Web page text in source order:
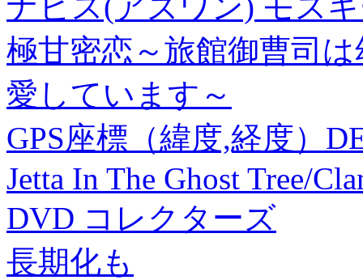
極甘密恋～旅館御曹司
愛しています～
GPS座標（緯度,経度）
Jetta In The Ghost Tree/
DVD コレクターズ
長期化も